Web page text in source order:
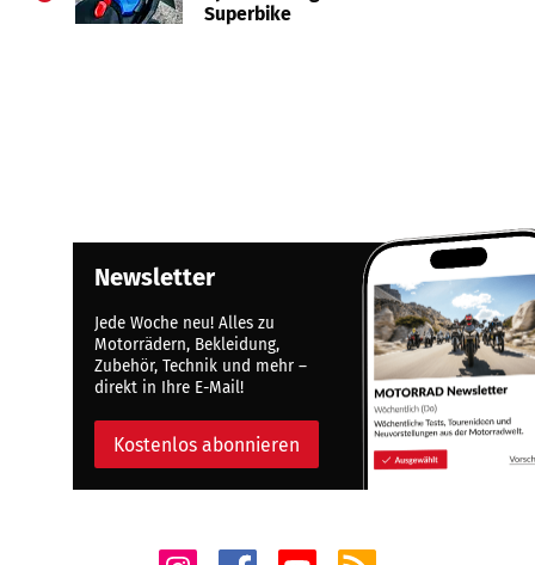
Superbike
Newsletter
Jede Woche neu! Alles zu
Motorrädern, Bekleidung,
Zubehör, Technik und mehr –
direkt in Ihre E-Mail!
Kostenlos abonnieren